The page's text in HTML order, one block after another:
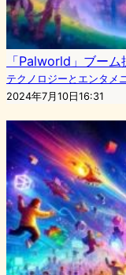
「Palworld」ブー
テクノロジーとエンタメ
2024年7月10日16:31